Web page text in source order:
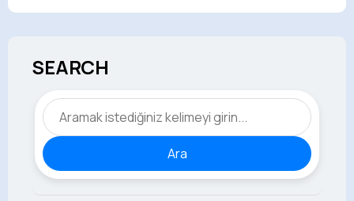
SEARCH
Ara